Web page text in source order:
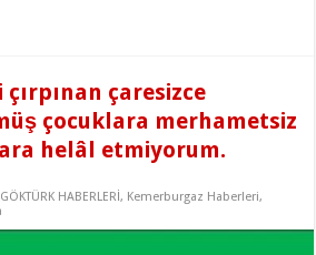
çaresizce
çocuklara merhametsiz
helâl etmiyorum.
GÖKTÜRK HABERLERİ, Kemerburgaz Haberleri,